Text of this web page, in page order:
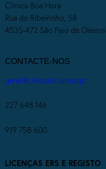
Clínica Boa Hora
Rua do Ribeirinho, 58
4535-472 São Paio de Oleiros
CONTACTE-NOS
geral@clinicaboahora.pt
227 648 146
919 758 600
LICENÇAS ERS E REGISTO